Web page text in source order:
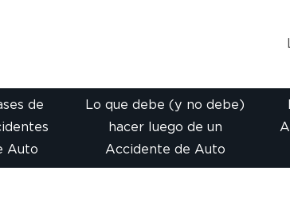
de
Auto
Lo que debe (y no debe)
hacer luego de un
Accidente de Auto